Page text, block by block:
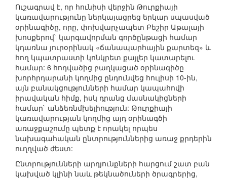
Ուշագրավ է, որ հունիսի վերջին Թուրքիայի
կառավարությունը ներկայացրեց երկար սպասված
օրինագիծը, որը, փոխվարչապետ Բեշիր Աթալայի
խոսքերով` կարգավորման գործընթացի համար
կդառնա յուրօրինակ «ճանապարհային քարտեզ» և
հող կպատրաստի կոնկրետ քայլեր կատարելու
համար: 6 հոդվածից բաղկացած օրինագիծը
խորհրդարանի կողմից ընդունվեց հուլիսի 10-ին,
այն բանակցությունների համար կապահովի
իրավական հիմք, իսկ դրանց մասնակիցների
համար` անձեռնմխելիություն: Թուրքիայի
կառավարության կողմից այդ օրինագծի
առաջքաշումը պետք է որակել որպես
նախագահական ընտրություններից առաջ քրդերին
ուղղված ժեստ:
Ընտրությունների արդյունքների հարցում շատ բան
կախված կլինի նաև թեկնածուների ծրագրերից,